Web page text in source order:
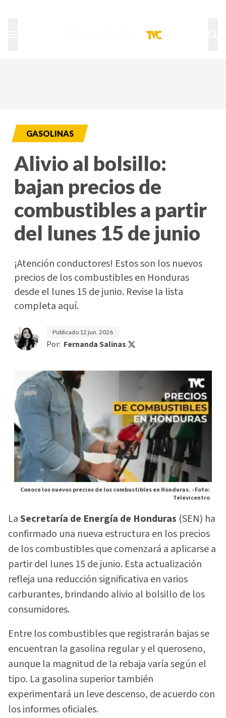
GASOLINAS
Alivio al bolsillo:
bajan precios de
combustibles a partir
del lunes 15 de junio
¡Atención conductores! Estos son los nuevos
precios de los combustibles en Honduras
desde el lunes 15 de junio. Revise la lista
completa aquí.
Publicado 12 jun. 2026
Por: Fernanda Salinas
Conoce los nuevos precios de los combustibles en Honduras. -Foto:
Televicentro
LaSecretaría de Energía de Honduras (SEN) ha
confirmado una nueva estructura en los precios
de los combustibles que comenzará a aplicarse a
partir del lunes 15 de junio. Esta actualización
refleja una reducción significativa en varios
carburantes, brindando alivio al bolsillo de los
consumidores.
Entre los combustibles que registrarán bajas se
encuentran la gasolina regular y el queroseno,
aunque la magnitud de la rebaja varía según el
tipo. La gasolina superior también
experimentará un leve descenso, de acuerdo con
los informes oficiales.